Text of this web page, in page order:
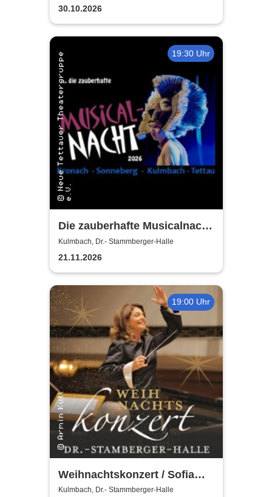
30.10.2026
19:30 Uhr
Die zauberhafte Musicalnacht
- Neue Tettauer
Theatergruppe
Kulmbach, Dr.- Stammberger-Halle
21.11.2026
19:00 Uhr
Weihnachtskonzert / Sofia
Symphonics / Ljubka Biagioni
Kulmbach, Dr.- Stammberger-Halle